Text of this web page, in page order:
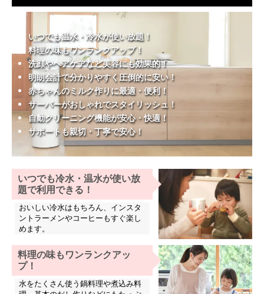
いつでも温水・冷水が使い放題！
料理の味もワンランクアップ！
洗顔やヘアケアなど美容にも効果的！
明朗会計で分かりやすく圧倒的に安い！
赤ちゃんのミルク作りに最適・便利！
サーバーがおしゃれでスタイリッシュ！
自動クリーニング機能が安心・快適！
サポートも親切・丁寧で安心！
いつでも冷水・温水が使い放
題で利用できる！
おいしい冷水はもちろん、インスタ
ントラーメンやコーヒーもすぐ楽し
めます。
料理の味もワンランクアッ
プ！
水をたくさん使う鍋料理や煮込み料